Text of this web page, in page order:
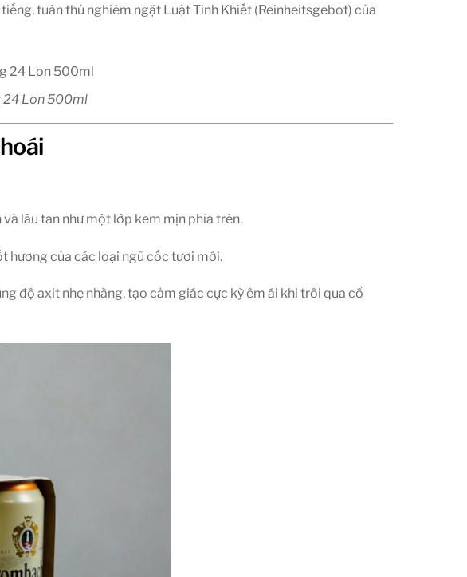
tuân thủ nghiêm ngặt Luật Tinh Khiết (Reinheitsgebot) của
24 Lon 500ml
lâu tan như một lớp kem mịn phía trên.
hương của các loại ngũ cốc tươi mới.
độ axit nhẹ nhàng, tạo cảm giác cực kỳ êm ái khi trôi qua cổ